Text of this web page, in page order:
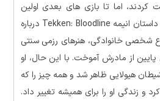
اما تا بازی های بعدی اولین
حضور خود را نداشتند. داستان انیمه Tekken: Bloodline درباره
شخصی خانوادگی، هنرهای رزمی سنتی
پایین از مادرش آموخت. با این حال، او
هیولایی ظاهر شد و همه چیز را که
و زندگی او را برای همیشه تغییر داد.